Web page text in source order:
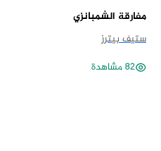
مفارقة الشمبانزي
ستيف بيترز
82 مشاهدة